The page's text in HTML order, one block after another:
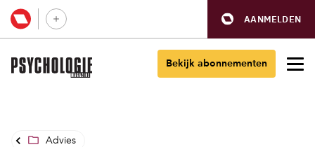
AANMELDEN
Bekijk abonnementen
Advies